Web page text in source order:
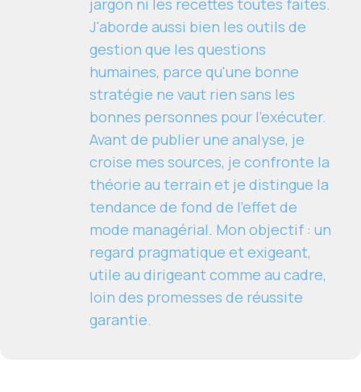
J'aborde aussi bien les outils de
gestion que les questions
humaines, parce qu'une bonne
stratégie ne vaut rien sans les
bonnes personnes pour l'exécuter.
Avant de publier une analyse, je
croise mes sources, je confronte la
théorie au terrain et je distingue la
tendance de fond de l'effet de
mode managérial. Mon objectif : un
regard pragmatique et exigeant,
utile au dirigeant comme au cadre,
loin des promesses de réussite
garantie.